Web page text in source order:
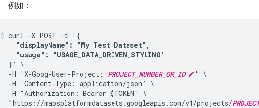
例如：
curl -X POST -d '{
"displayName": "My Test Dataset",
    "usage": "USAGE_DATA_DRIVEN_STYLING"
  }' \
  -H 'X-Goog-User-Project:
PROJECT_NUMBER_OR_ID
' \
  -H 'Content-Type: application/json' \
  -H "Authorization: Bearer $TOKEN" \
  "https://mapsplatformdatasets.googleapis.com/v1/projects/